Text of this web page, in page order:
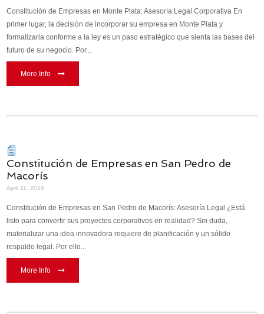
Constitución de Empresas en Monte Plata: Asesoría Legal Corporativa En
primer lugar, la decisión de incorporar su empresa en Monte Plata y
formalizarla conforme a la ley es un paso estratégico que sienta las bases del
futuro de su negocio. Por...
More Info
Constitución de Empresas en San Pedro de
Macorís
April 11, 2024
Constitución de Empresas en San Pedro de Macorís: Asesoría Legal ¿Está
listo para convertir sus proyectos corporativos en realidad? Sin duda,
materializar una idea innovadora requiere de planificación y un sólido
respaldo legal. Por ello...
More Info